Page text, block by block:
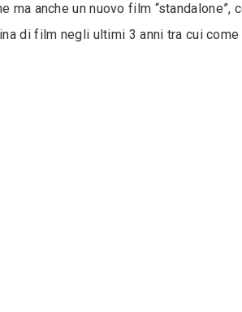
ma anche un nuovo film
di film negli ultimi 3 anni tra cui